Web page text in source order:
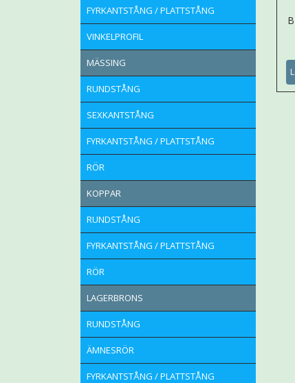
FYRKANTSTÅNG / PLATTSTÅNG
VINKELPROFIL
MÄSSING
RUNDSTÅNG
SEXKANTSTÅNG
FYRKANTSTÅNG / PLATTSTÅNG
RÖR
KOPPAR
RUNDSTÅNG
FYRKANTSTÅNG / PLATTSTÅNG
RÖR
LAGERBRONS
RUNDSTÅNG
ÄMNESRÖR
FYRKANTSTÅNG / PLATTSTÅNG